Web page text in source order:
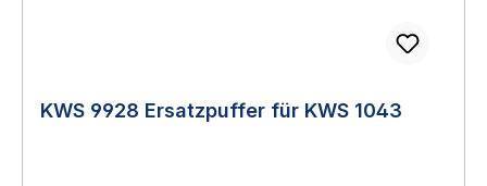
KWS 9928 Ersatzpuffer für KWS 1043